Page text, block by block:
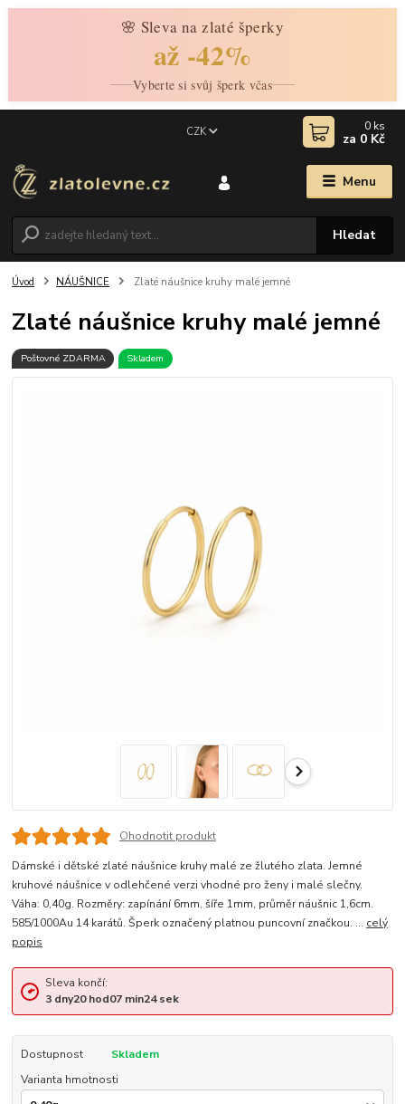
🌸 Sleva na zlaté šperky
až -42%
Vyberte si svůj šperk včas
Menu
CZK
Hledat
0 ks
za 0 Kč
Úvod NÁUŠNICE Zlaté náušnice kruhy malé jemné
Zlaté náušnice kruhy malé jemné
Poštovné ZDARMA Skladem
Ohodnotit produkt
Dámské i dětské zlaté náušnice kruhy malé ze žlutého zlata. Jemné
kruhové náušnice v odlehčené verzi vhodné pro ženy i malé slečny.
Váha: 0,40g. Rozměry: zapínání 6mm, šíře 1mm, průměr náušnic 1,6cm.
585/1000Au 14 karátů. Šperk označený platnou puncovní značkou. ... celý
popis
Sleva končí:
3 dny20hod07min24sek
Dostupnost
Skladem
Varianta hmotnosti